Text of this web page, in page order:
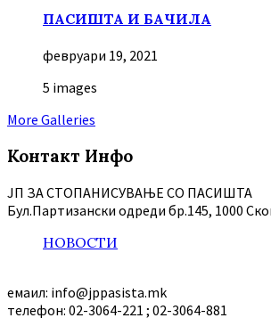
ПАСИШТА И БАЧИЛА
февруари 19, 2021
5 images
More Galleries
Контакт Инфо
ЈП ЗА СТОПАНИСУВАЊЕ СО ПАСИШТА
Бул.Партизански oдреди бр.145, 1000
НОВОСТИ
емаил: info@jppasista.mk
телефон: 02-3064-221 ; 02-3064-881